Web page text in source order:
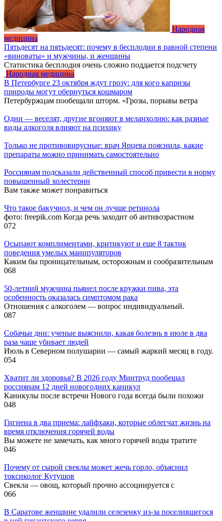
Народная
медицина
Пятьдесят на пятьдесят: почему в бесплодии в равной степени
«виноваты» и мужчины, и женщины
Статистика бесплодия очень сложно поддается подсчету
Народная медицина
В Петербурге 23 октября ждут грозу: для кого капризы
природы могут обернуться кошмаром
Петербуржцам пообещали шторм. «Грозы, порывы ветра
Одни — веселят, другие вгоняют в меланхолию: как разные
виды алкоголя влияют на психику
Только не противовирусные: врач Ярцева пояснила, какие
препараты можно принимать самостоятельно
Россиянам подсказали действенный способ привести в норму
повышенный холестерин
Вам также может понравиться
Что такое бакучиол, и чем он лучше ретинола
фото: freepik.com Когда речь заходит об антивозрастном
072
Осыпают комплиментами, критикуют и еще 8 тактик
поведения умелых манипуляторов
Каким бы проницательным, осторожным и сообразительным
068
50-летний мужчина пьянел после кружки пива, эта
особенность оказалась симптомом рака
Отношения с алкоголем — вопрос индивидуальный.
087
Собачьи дни: ученые выяснили, какая болезнь в июле в два
раза чаще убивает людей
Июль в Северном полушарии — самый жаркий месяц в году.
054
Хватит ли здоровья? В 2026 году Минтруд пообещал
россиянам 12 дней новогодних каникул
Каникулы после встречи Нового года всегда были похожи
048
Гигиена в два приема: лайфхаки, которые облегчат жизнь на
время отключения горячей воды
Вы можете не замечать, как много горячей воды тратите
046
Почему от сырой свеклы может жечь горло, объяснил
токсиколог Кутушов
Свекла — овощ, который прочно ассоциируется с
066
В Саратове женщине удалили селезенку из-за поселившегося